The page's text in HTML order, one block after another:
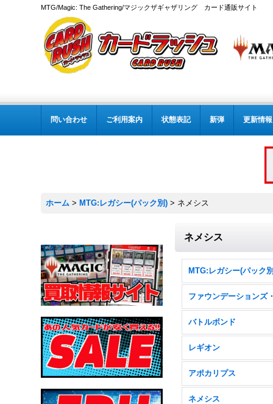
MTG/Magic: The Gathering/マジックザギャザリング カード通販サイト
問い合わせ ご利用案内 状態表記 新弾 更新情報
ホーム > MTG:レガシー(パック別) > ネメシス
ネメシス
バトルボンド
レギオン
アポカリプス
ネメシス